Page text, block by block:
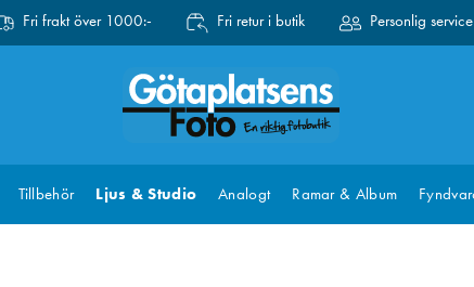
Fri frakt över 1000:- Fri retur i butik Personlig service
Tillbehör Ljus & Studio Analogt Ramar & Album